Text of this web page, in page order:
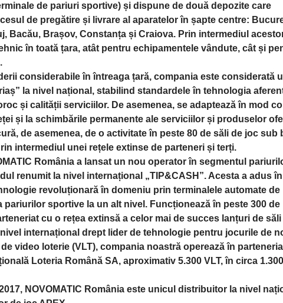
de pariuri sportive) și dispune de două depozite care
de pregătire și livrare al aparatelor în șapte centre:
Bacău, Brașov, Constanța și Craiova. Prin intermediul
în toată țara, atât pentru echipamentele vândute, cât și
considerabile în întreaga țară, compania este considerată
la nivel național, stabilind standardele în tehnologia
și calității serviciilor. De asemenea, se adaptează în mod
și la schimbările permanente ale serviciilor și produselor
de asemenea, de o activitate în peste 80 de săli de joc sub
intermediul unei rețele extinse de parteneri și terți.
România a lansat un nou operator în segmentul
renumit la nivel internațional „TIP&CASH”. Acesta a adus în
revoluționară în domeniu prin terminalele automate de
pariurilor sportive la un alt nivel. Funcționează în peste 300 de
cu o rețea extinsă a celor mai de succes lanțuri de
internațional drept lider de tehnologie pentru jocurile de
video loterie (VLT), compania noastră operează în
Loteria Română SA, aproximativ 5.300 VLT, în circa
NOVOMATIC România este unicul distribuitor la nivel